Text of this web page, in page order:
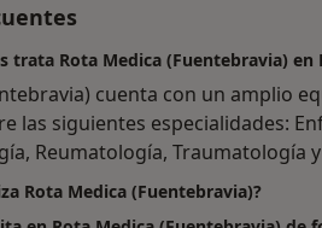
trata Rota Medica (Fuentebravia) en
cuenta con un amplio
las siguientes especialidades:
Reumatología, Traumatología
Rota Medica (Fuentebravia)?